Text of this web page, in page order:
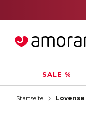
SALE %
Startseite